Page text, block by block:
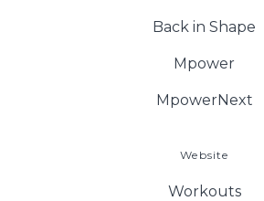
Back in Shape
Mpower
MpowerNext
Website
Workouts